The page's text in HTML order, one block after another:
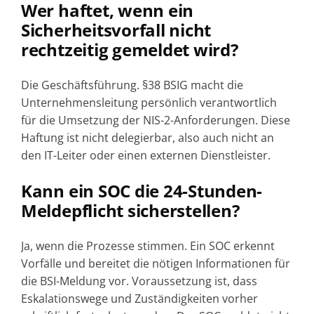
Wer haftet, wenn ein
Sicherheitsvorfall nicht
rechtzeitig gemeldet wird?
Die Geschäftsführung. §38 BSIG macht die
Unternehmensleitung persönlich verantwortlich
für die Umsetzung der NIS-2-Anforderungen. Diese
Haftung ist nicht delegierbar, also auch nicht an
den IT-Leiter oder einen externen Dienstleister.
Kann ein SOC die 24-Stunden-
Meldepflicht sicherstellen?
Ja, wenn die Prozesse stimmen. Ein SOC erkennt
Vorfälle und bereitet die nötigen Informationen für
die BSI-Meldung vor. Voraussetzung ist, dass
Eskalationswege und Zuständigkeiten vorher